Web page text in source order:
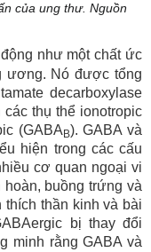
của ung thư. Nguồn
như một chất ức
ương. Nó được tổng
decarboxylase
thụ thể ionotropic
(GABAB). GABA và
hiện trong các cấu
cơ quan ngoại vi
hoàn, buồng trứng và
thần kinh và bài
bị thay đổi
minh rằng GABA và